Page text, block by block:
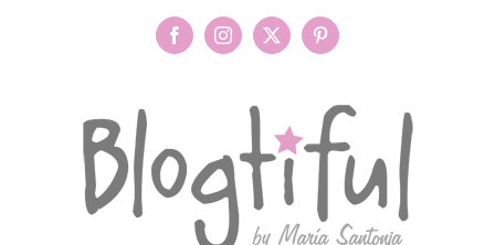
FacebookInstagram
X Pinterest